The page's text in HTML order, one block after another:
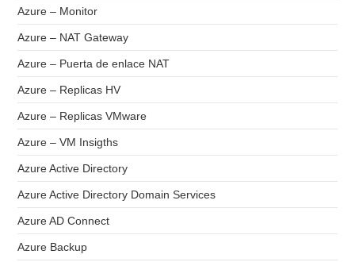
Azure – Monitor
Azure – NAT Gateway
Azure – Puerta de enlace NAT
Azure – Replicas HV
Azure – Replicas VMware
Azure – VM Insigths
Azure Active Directory
Azure Active Directory Domain Services
Azure AD Connect
Azure Backup